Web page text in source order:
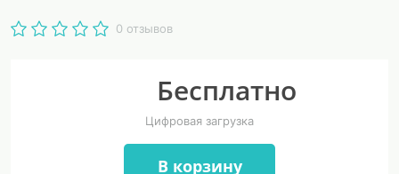
0 отзывов
Бесплатно
Цифровая загрузка
В корзину